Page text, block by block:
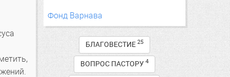
Фонд Варнава
БЛАГОВЕСТИЕ 25
ВОПРОС ПАСТОРУ 4